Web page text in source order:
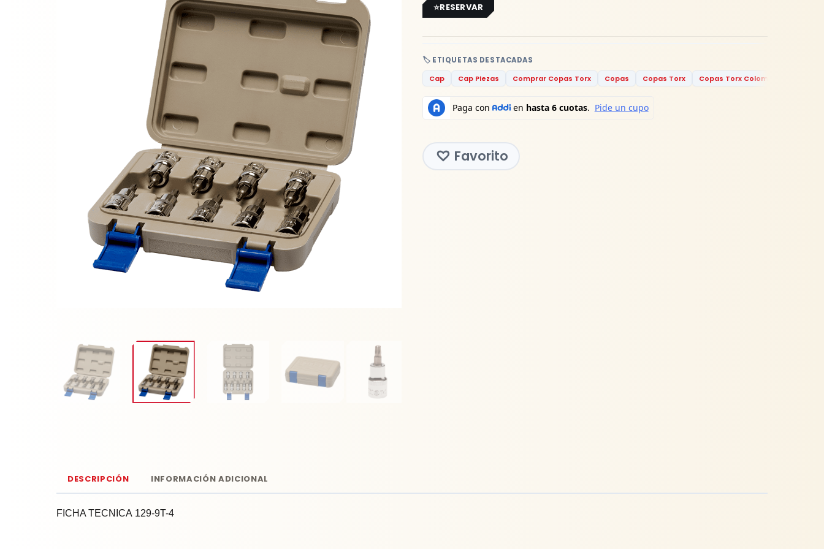
🏷️ ETIQUETAS DESTACADAS
Cap
Cap Piezas Comprar Copas Torx Copas Copas Torx Copas Torx Colombia
RESERVAR
Favorito
DESCRIPCIÓN INFORMACIÓN ADICIONAL
FICHA TECNICA 129-9T-4